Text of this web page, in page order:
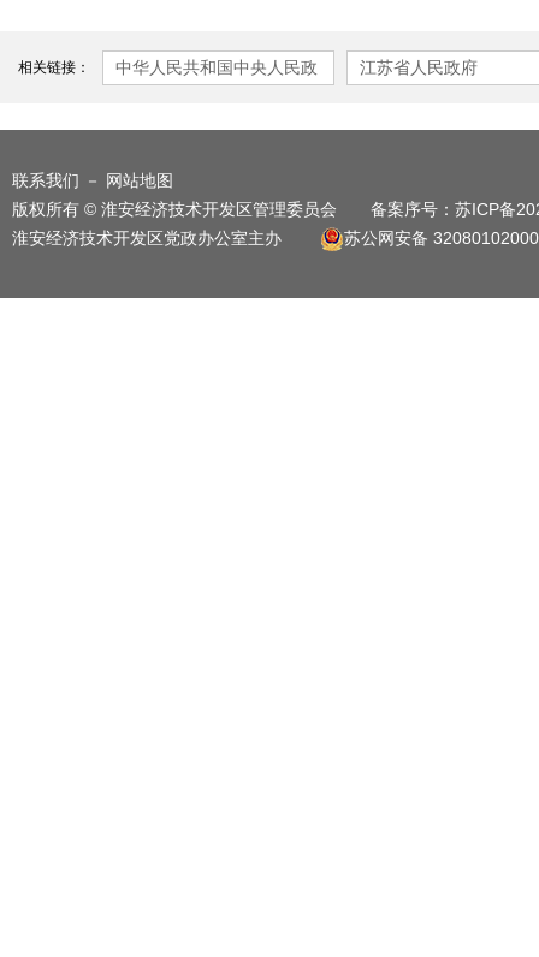
相关链接：
中华人民共和国中央人民政
江苏省人民政府
联系我们 －
网站地图
版权所有 © 淮安经济技术开发区管理委员会 备案序号： 苏ICP备
淮安经济技术开发区党政办公室主办
苏公网安备